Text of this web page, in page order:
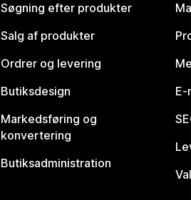
Søgning efter produkter
Salg af produkter
Ordrer og levering
Butiksdesign
Markedsføring og
konvertering
Butiksadministration
E-